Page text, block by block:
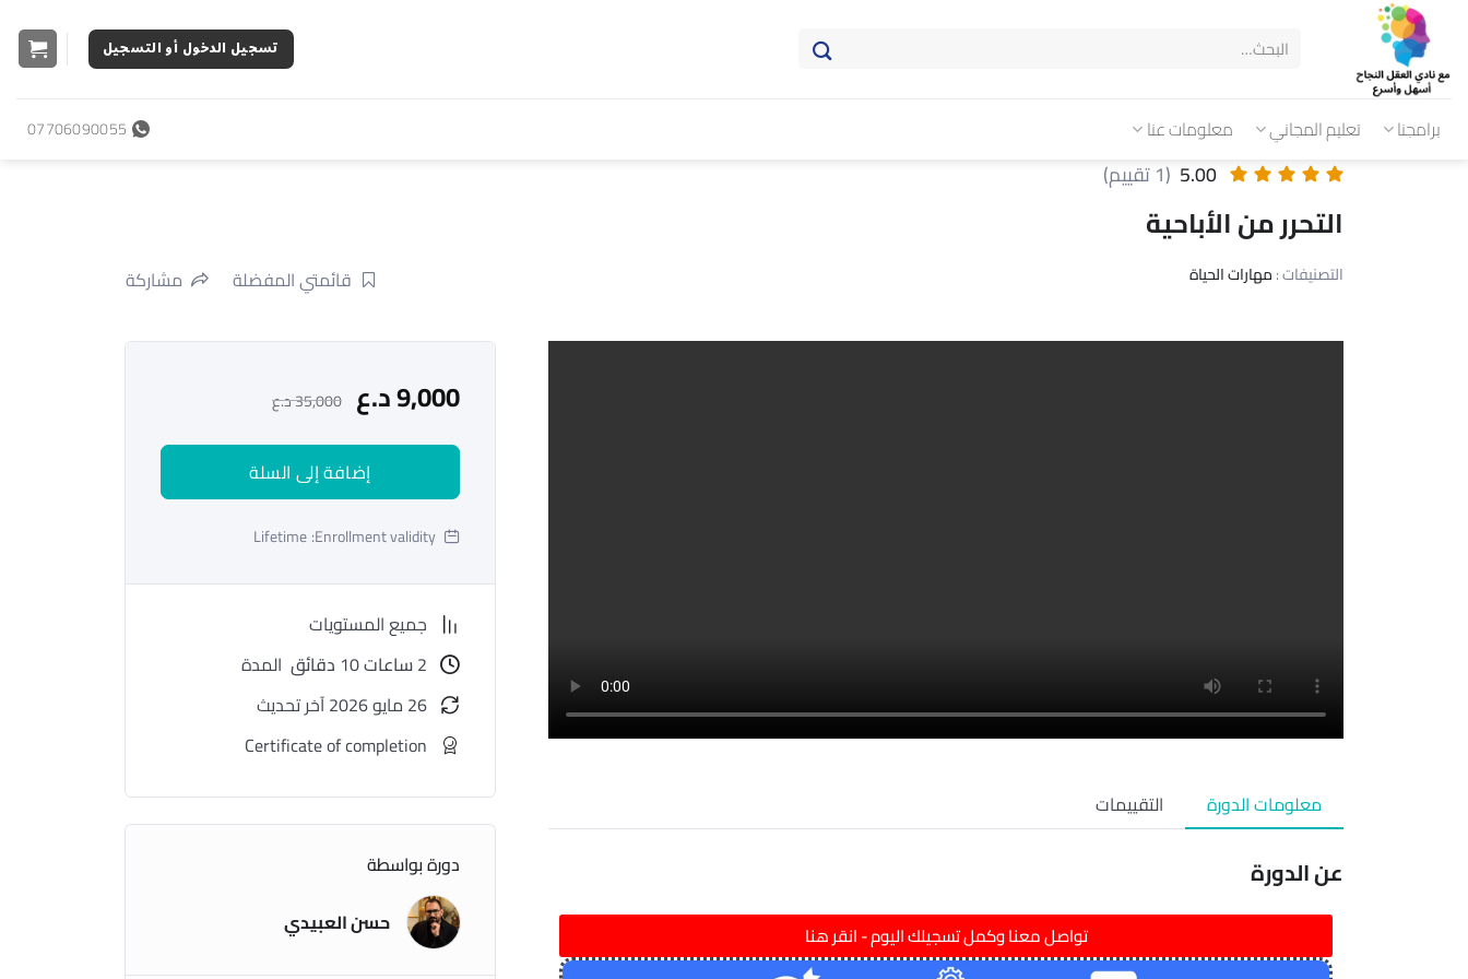
تسجيل الدخول أو التسجيل
برامجنا تعليم المجاني معلومات عنا 07706090055
5.00 (1 تقييم)
التحرر من الأباحية
التصنيفات :مهارات الحياة قائمتي المفضلة مشاركة
معلومات الدورة التقييمات
عن الدورة
تواصل معنا وكمل تسجيلك اليوم - انقر هنا
9,000د.ع 35,000د.ع
إضافة إلى السلة
Enrollment validity:
Lifetime
جميع المستويات
2ساعات10 دقائق المدة
26 مايو 2026 آخر تحديث
Certificate of completion
دورة بواسطة
حسن العبيدي